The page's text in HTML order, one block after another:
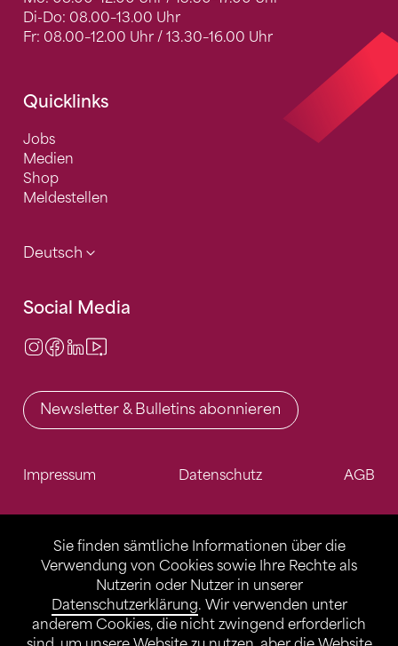
Sie finden sämtliche Informationen über die
Verwendung von Cookies sowie Ihre Rechte als
Nutzerin oder Nutzer in unserer
Datenschutzerklärung. Wir verwenden unter
anderem Cookies, die nicht zwingend erforderlich
Di-Do: 08.00–13.00 Uhr
Fr: 08.00–12.00 Uhr / 13.30–16.00 Uhr
Quicklinks
Jobs
Medien
Shop
Meldestellen
Deutsch
Social Media
Instagram
Facebook
LinkedIn
Newsletter & Bulletins abonnieren
Impressum Datenschutz AGB